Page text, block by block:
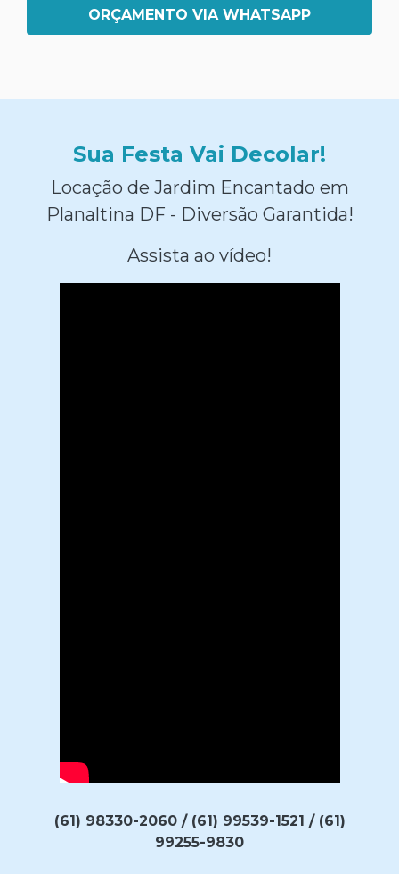
ORÇAMENTO VIA WHATSAPP
Sua Festa Vai Decolar!
Locação de Jardim Encantado em
Planaltina DF - Diversão Garantida!
Assista ao vídeo!
(61) 98330-2060 / (61) 99539-1521 / (61)
99255-9830